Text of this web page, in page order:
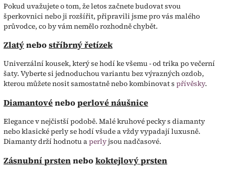
Pokud uvažujete o tom, že letos začnete budovat svou
šperkovnici nebo ji rozšířit, připravili jsme pro vás malého
průvodce, co by vám nemělo rozhodně chybět.
Zlatýnebostříbrný řetízek
Univerzální kousek, který se hodí ke všemu - od trika po večerní
šaty. Vyberte si jednoduchou variantu bez výrazných ozdob,
kterou můžete nosit samostatně nebo kombinovat s přívěsky.
Diamantovéneboperlové náušnice
Elegance v nejčistší podobě. Malé kruhové pecky s diamanty
nebo klasické perly se hodí všude a vždy vypadají luxusně.
Diamanty drží hodnotu aperlyjsou nadčasové.
Zásnubní prstennebokoktejlový prsten